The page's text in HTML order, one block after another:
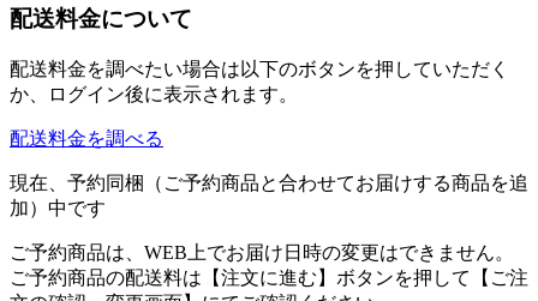
配送料金について
配送料金を調べたい場合は以下のボタンを押していただく
か、ログイン後に表示されます。
配送料金を調べる
現在、予約同梱（ご予約商品と合わせてお届けする商品を追
加）中です
ご予約商品は、WEB上でお届け日時の変更はできません。
ご予約商品の配送料は【注文に進む】ボタンを押して【ご注